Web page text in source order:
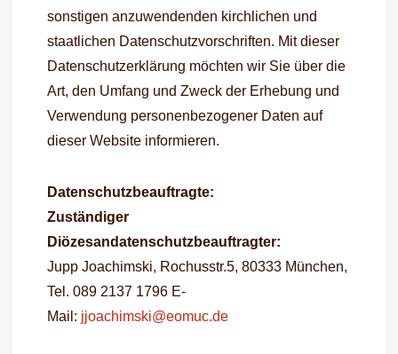
sonstigen anzuwendenden kirchlichen und
staatlichen Datenschutzvorschriften. Mit dieser
Datenschutzerklärung möchten wir Sie über die
Art, den Umfang und Zweck der Erhebung und
Verwendung personenbezogener Daten auf
dieser Website informieren.
Datenschutzbeauftragte:
Zuständiger
Diözesandatenschutzbeauftragter:
Jupp Joachimski, Rochusstr.5, 80333 München,
Tel. 089 2137 1796 E-
Mail: jjoachimski@eomuc.de